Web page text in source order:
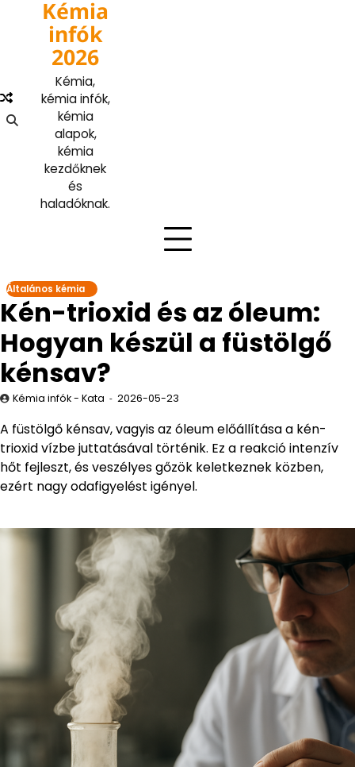
Kémia
infók
2026
Kémia,
kémia infók,
kémia
alapok,
kémia
kezdőknek
és
haladóknak.
Általános kémia
Kén-trioxid és az óleum:
Hogyan készül a füstölgő
kénsav?
Kémia infók - Kata 2026-05-23
A füstölgő kénsav, vagyis az óleum előállítása a kén-
trioxid vízbe juttatásával történik. Ez a reakció intenzív
hőt fejleszt, és veszélyes gőzök keletkeznek közben,
ezért nagy odafigyelést igényel.